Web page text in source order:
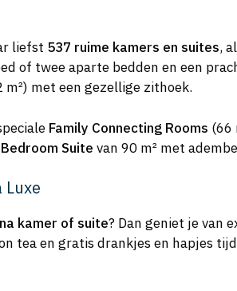
liefst 537 ruime kamers en suites,
of twee aparte bedden en een
m²) met een gezellige zithoek.
Family Connecting Rooms (66
Suite van 90 m² met
Luxe
kamer of suite? Dan geniet je van
en gratis drankjes en hapjes